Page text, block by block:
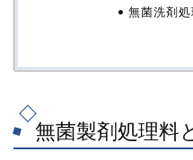
無菌洗剤処
無菌製剤処理料